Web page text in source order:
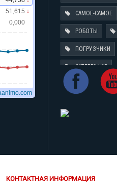
САМОЕ-САМОЕ
РОБОТЫ
ПОГРУЗЧИКИ
CATERPILLAR
КОНТАКТНАЯ ИНФОРМАЦИЯ